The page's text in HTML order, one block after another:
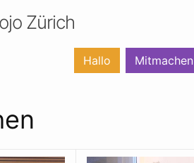
Zürich
Hallo Mitmachen